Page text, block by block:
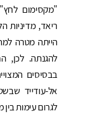
"מקסימום
ריאד, מדיניות
הייתה מטרה
להגנתה. לכן,
בבסיסים
אל-עודייד
לגרום עימות